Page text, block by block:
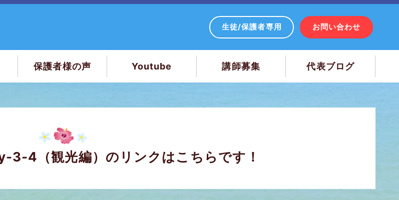
生徒/保護者専用 お問い合わせ
保護者様の声 Youtube 講師募集 代表ブログ
3-4（観光編）のリンクはこちらです！